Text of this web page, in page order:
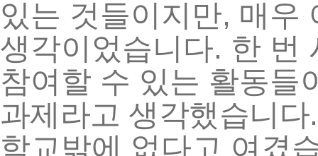
있는 것들이지만, 매우
생각이었습니다. 한 번
참여할 수 있는 활동들
과제라고 생각했습니다.
학교밖에 없다고 여겼